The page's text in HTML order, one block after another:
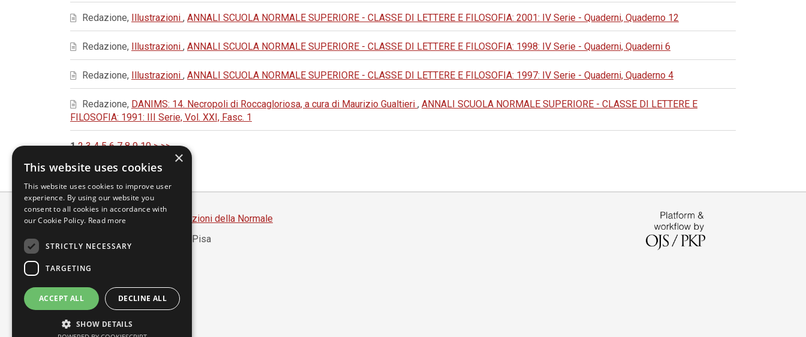
Redazione, Illustrazioni , ANNALI SCUOLA NORMALE SUPERIORE - CLASSE DI LETTERE E FILOSOFIA: 2001: IV Serie - Quaderni, Quaderno 12
Redazione, Illustrazioni , ANNALI SCUOLA NORMALE SUPERIORE - CLASSE DI LETTERE E FILOSOFIA: 1998: IV Serie - Quaderni, Quaderni 6
Redazione, Illustrazioni , ANNALI SCUOLA NORMALE SUPERIORE - CLASSE DI LETTERE E FILOSOFIA: 1997: IV Serie - Quaderni, Quaderno 4
Redazione, DANIMS: 14. Necropoli di Roccagloriosa, a cura di Maurizio Gualtieri , ANNALI SCUOLA NORMALE SUPERIORE - CLASSE DI LETTERE E
FILOSOFIA: 1991: III Serie, Vol. XXI, Fasc. 1
1 2 3 4 5 6 7 8 9 10 > >>
Scuola Normale Superiore
Edizioni della Normale
Piazza dei Cavalieri, 7 - 56126 Pisa
Partita IVA 00420000507
segreteria.annali@sns.it
Accessibilità
Privacy
×
This website uses cookies
This website uses cookies to improve user
experience. By using our website you
consent to all cookies in accordance with
our Cookie Policy. Read more
STRICTLY NECESSARY
TARGETING
ACCEPT ALL DECLINE ALL
SHOW DETAILS